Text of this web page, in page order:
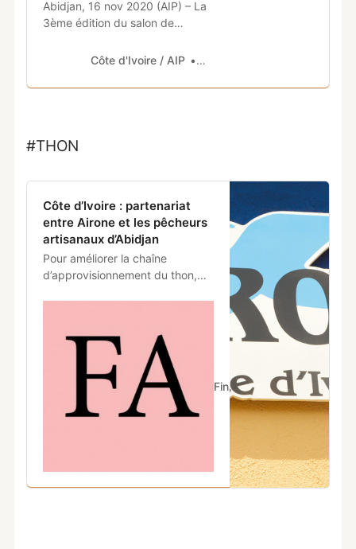
Abidjan, 16 nov 2020 (AIP) – La
3ème édition du salon de
du patrimoine (SEIP 2020)
2020, sera
Côte d'Ivoire / AIP Comfordev.com
#THON
Côte d’Ivoire : partenariat
entre Airone et les pêcheurs
artisanaux d’Abidjan
Pour améliorer la chaîne
d’approvisionnement du thon,
partenariat avec la Société
Financial Afrik Financial